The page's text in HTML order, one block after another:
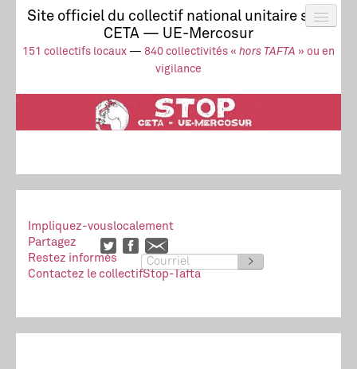
Site officiel du collectif national unitaire stop
CETA — UE-Mercosur
151 collectifs locaux — 840 collectivités « hors TAFTA » ou en
vigilance
Actus
UE-Mercosur
Stop à l’impunité !
TAFTA
CETA
Collectif
Impliquez-vouslocalement
Partagez
Restez informés
>
Contactez le collectifStop-Tafta